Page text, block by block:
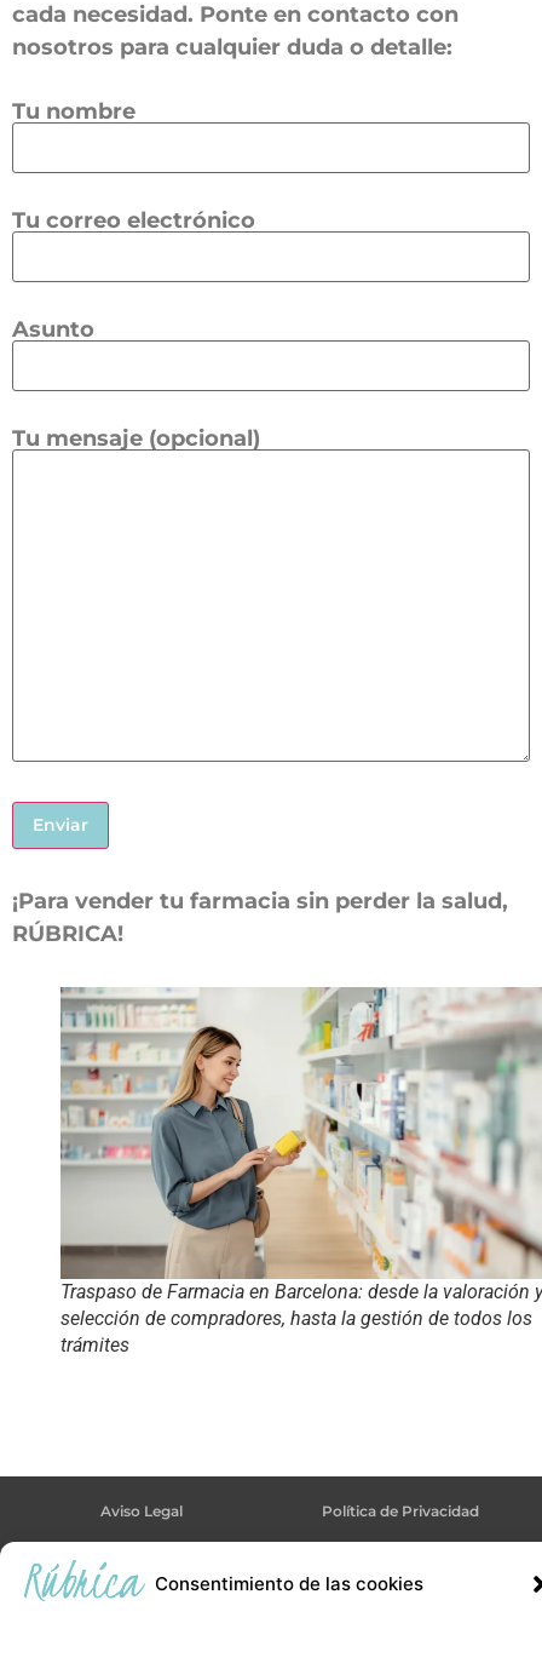
Consentimiento de las cookies
cada necesidad. Ponte en contacto con
nosotros para cualquier duda o detalle:
Tu nombre
Tu correo electrónico
Asunto
Tu mensaje (opcional)
¡Para vender tu farmacia sin perder la salud,
RÚBRICA!
Traspaso de Farmacia en Barcelona: desde la valoración
selección de compradores, hasta la gestión de todos los
trámites
Aviso Legal Política de Privacidad